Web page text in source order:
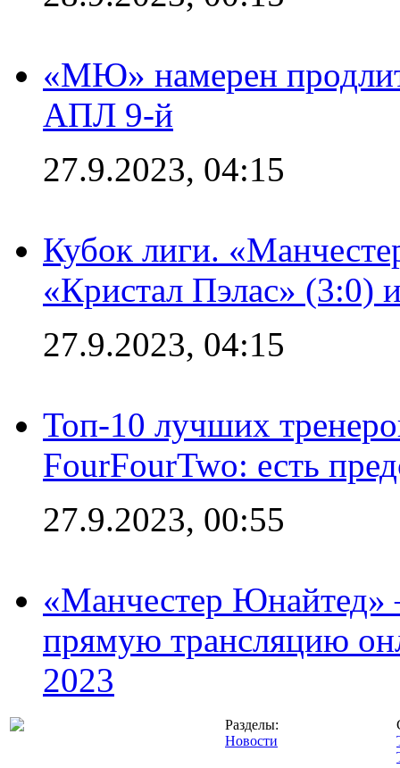
«МЮ» намерен
АПЛ 9-й
27.9.2023, 04:15
Кубок лиги.
«Кристал Пэлас» (3:0)
27.9.2023, 04:15
Топ-10 лучших
FourFourTwo: есть
27.9.2023, 00:55
«Манчестер Юнайтед»
прямую трансляцию
2023
Разделы:
Новости